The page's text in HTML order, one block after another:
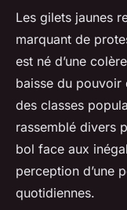
Les gilets jaunes
marquant de
est né d’une
baisse du pouvoir
des classes
rassemblé divers
bol face aux
perception d’une
quotidiennes.